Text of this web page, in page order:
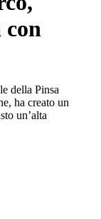
della Pinsa
ha creato un
un’alta